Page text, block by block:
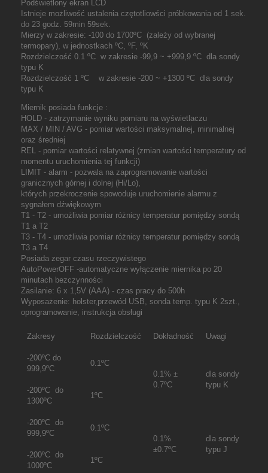
Podświetlony ekran LCD
Istnieje możliwość ustalenia czętotliowści próbkowania od 1 sek.
do 23 godz. 59min 59sek.
Mierzy w zakresie: -100 do 1700ºC (zależy od wybranej
termopary), w jednostkach ºC, ºF, ºK
Rozdzielczość 0.1 ºC w zakresie -99,9 ~ +999,9 ºC dla sondy
typu K
Rozdzielczość 1 ºC w zakresie -200 ~ +1300 ºC dla sondy
typu K
Miernik posiada funkcje :
HOLD - zatrzymanie wyniku pomiaru na wyświetlaczu
MAX / MIN / AVG - pomiar wartości maksymalnej, minimalnej
oraz średniej
REL - pomiar wartości relatywnej (zmian wartości temperatury od
momentu uruchomienia tej funkcji)
LIMIT - alarm - pozwala na zaprogramowanie wartości
granicznych górnej i dolnej (Hi/Lo),
których przekroczenie spowoduje uruchomienie alarmu z
sygnałem dźwiękowym
T1 - T2 - umożliwia pomiar różnicy temperatur pomiędzy sondą
T1 a T2
T3 - T4 - umożliwia pomiar różnicy temperatur pomiędzy sondą
T3 a T4
Posiada zegar czasu rzeczywistego
AutoPowerOFF -automatyczne wyłączenie miernika po 20
minutach bezczynności
Zasilanie: 6 x 1,5V (AAA) - czas pracy do 500h
Wyposażenie: holster,przewód USB, sonda temp. typu K 2szt.,
oprogramowanie, instrukcja obsługi
Zakresy Rozdzielczość Dokładność Uwagi
-200ºC do
999,9ºC
0.1ºC
0.1% ±
0.7ºC
dla sondy
typu K
-200ºC do
1300ºC
1ºC
-200ºC do
999,9ºC
0.1ºC
0.1%
±0.7ºC
dla sondy
typu J
-200ºC do
1000ºC
1ºC